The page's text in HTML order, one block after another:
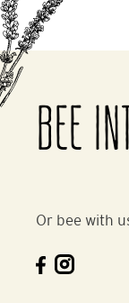
BEE
Or bee with